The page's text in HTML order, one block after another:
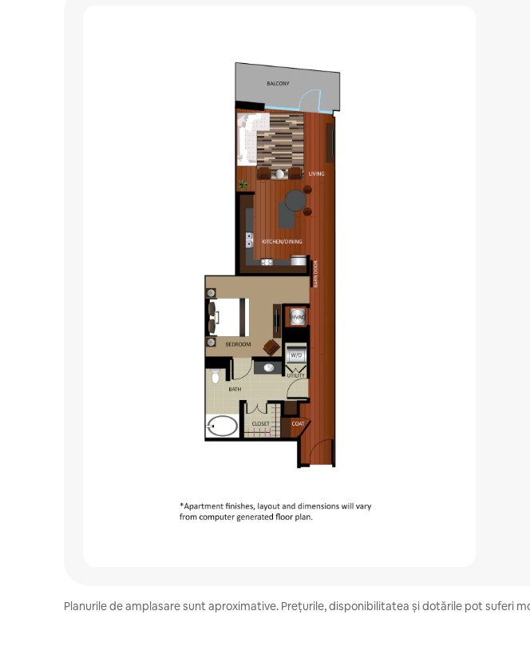
Planurile de amplasare sunt aproximative. Prețurile, disponibilitatea și dotările pot suferi